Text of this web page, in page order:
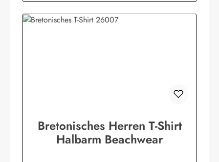
Bretonisches Herren T-Shirt
Halbarm Beachwear